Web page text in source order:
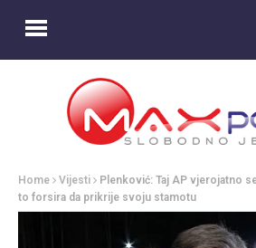
Home Vijesti
Plenković: Taj AP vjerojatno
to forsira da prikrije svoju stamotu